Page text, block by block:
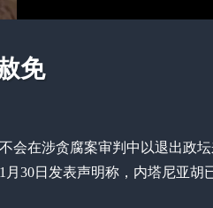
免
会在涉贪腐案审判中以退出政
30日发表声明称，内塔尼亚胡